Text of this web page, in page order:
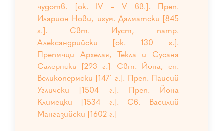
чудотв. [ок. IV – V вв.]. Преп.
Иларион Нови, игум. Далматски [845
г.]. Свт. Иуст, патр.
Александрийски [ок. 130 г.].
Препмчци Архелая, Текла и Сусана
Салернски [293 г.]. Свт. Йона, еп.
Великопермски [1471 г.]. Преп. Паисий
Угличски [1504 г.]. Преп. Йона
Климецки [1534 г.]. Св. Василий
Мангазийски [1602 г.]